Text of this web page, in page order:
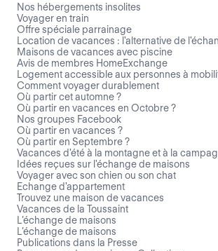
Nos hébergements insolites
Voyager en train
Offre spéciale parrainage
Location de vacances : l'alternative de
Maisons de vacances avec piscine
Avis de membres HomeExchange
Logement accessible aux personnes à
Comment voyager durablement
Où partir cet automne ?
Où partir en vacances en Octobre ?
Nos groupes Facebook
Où partir en vacances ?
Où partir en Septembre ?
Vacances d'été à la montagne et à la
Idées reçues sur l'échange de maisons
Voyager avec son chien ou son chat
Echange d'appartement
Trouvez une maison de vacances
Vacances de la Toussaint
L’échange de maisons
L’échange de maisons
Publications dans la Presse